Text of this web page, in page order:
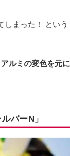
しまった！ という
ルミの変色を元に
バーN」